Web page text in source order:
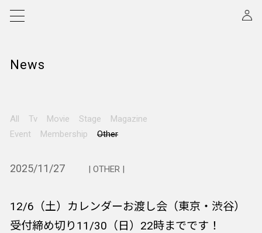
News
All Tv Movie Stage
Magazine
Event
Membership Other
2025/11/27 | OTHER |
12/6（土）カレンダーお渡し会（東京・渋谷）
受付締め切り11/30（日）22時までです！